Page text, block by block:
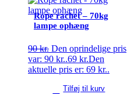
Rope rachet – 70kg
lampe ophæng
90kr. Den oprindelige pris
var: 90 kr..69 kr.Den
aktuelle pris er: 69 kr..
Tilføj til kurv